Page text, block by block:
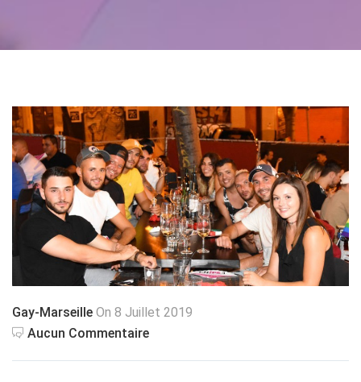
Gay-Marseille On 8 Juillet 2019
Aucun Commentaire